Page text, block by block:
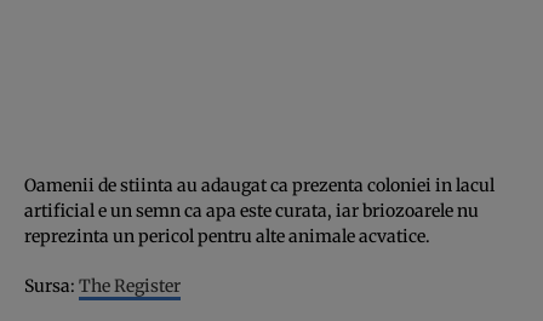
Oamenii de stiinta au adaugat ca prezenta coloniei in lacul
artificial e un semn ca apa este curata, iar briozoarele nu
reprezinta un pericol pentru alte animale acvatice.
Sursa: The Register